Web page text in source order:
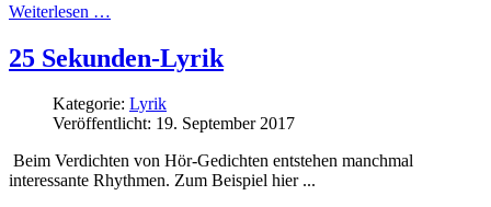
Weiterlesen …
25 Sekunden-Lyrik
Kategorie: Lyrik
Veröffentlicht: 19. September 2017
Beim Verdichten von Hör-Gedichten entstehen manchmal
interessante Rhythmen. Zum Beispiel hier ...